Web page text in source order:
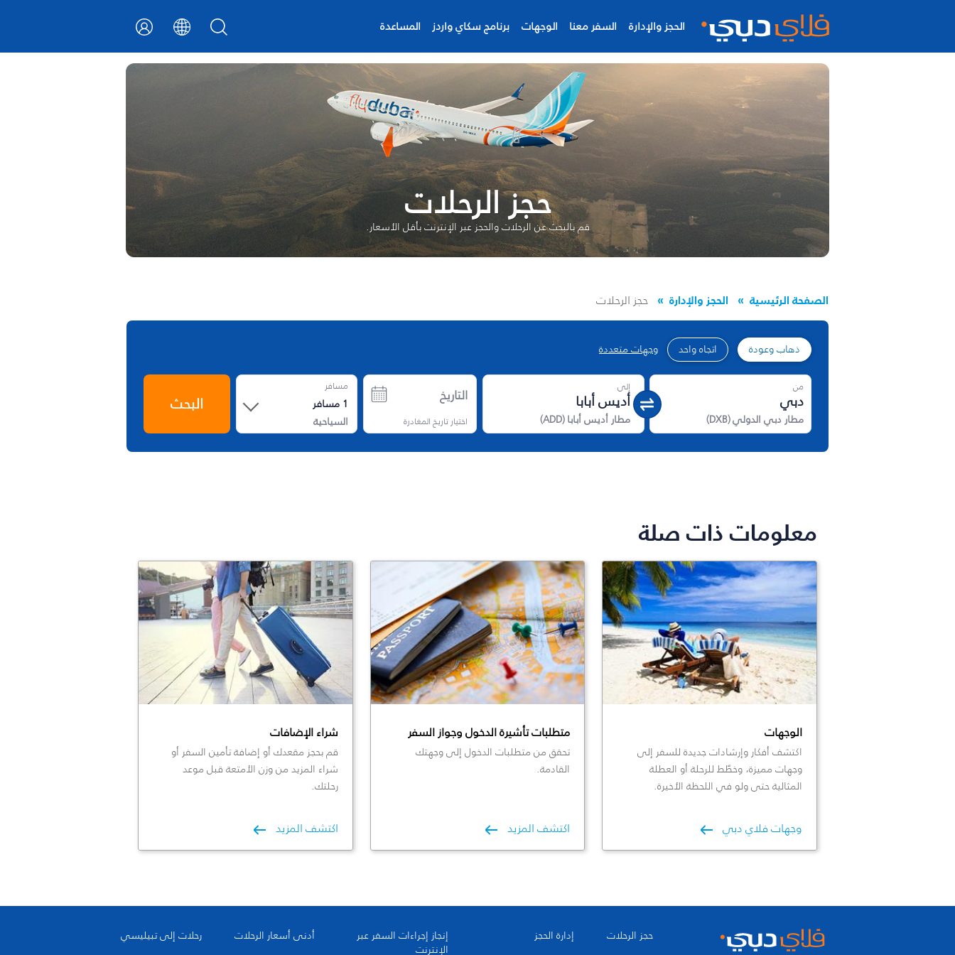
الحجز والإدارة السفر معنا الوجهات برنامج سكاي واردز المساعدة
حجز الرحلات
قم بالبحث عن الرحلات والحجز عبر الإنترنت بأقل الأسعار.
الصفحة الرئيسية الحجز والإدارة حجز الرحلات
ذهاب وعودة اتجاه واحد وجهات متعددة
من
مطار دبي الدولي(
DXB
)
إلى
مطار أديس أبابا (
ADD
)
التاريخ
اختيار تاريخ المغادرة
مسافر
1 مسافر
السياحية
البحث
معلومات ذات صلة
الوجهات
اكتشف أفكار وإرشادات جديدة للسفر إلى
وجهات مميزة، وخطّط للرحلة أو العطلة
المثالية حتى ولو في اللحظة الأخيرة.
وجهات فلاي دبي
متطلبات تأشيرة الدخول وجواز السفر
تحقق من متطلبات الدخول إلى وجهتك
القادمة.
اكتشف المزيد
شراء الإضافات
قم بحجز مقعدك أو إضافة تأمين السفر أو
شراء المزيد من وزن الأمتعة قبل موعد
رحلتك.
اكتشف المزيد
حجز الرحلات
إدارة الحجز
إنجاز إجراءات السفر عبر
الإنترنت
أدنى أسعار الرحلات
رحلات إلى تبيليسي